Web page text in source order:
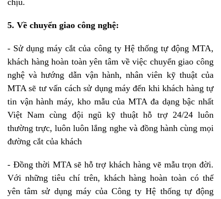
chịu.
5. Về chuyển giao công nghệ:
- Sử dụng máy cắt của công ty Hệ thống tự động MTA,
khách hàng hoàn toàn yên tâm về việc chuyển giao công
nghệ và hướng dẫn vận hành, nhân viên kỹ thuật của
MTA sẽ tư vấn cách sử dụng máy đến khi khách hàng tự
tin vận hành máy, kho mẫu của MTA đa dạng bậc nhất
Việt Nam cùng đội ngũ kỹ thuật hỗ trợ 24/24 luôn
thường trực, luôn luôn lắng nghe và đồng hành cùng mọi
đường cắt của khách
- Đồng thời MTA sẽ hỗ trợ khách hàng vẽ mẫu trọn đời.
Với những tiêu chí trên, khách hàng hoàn toàn có thể
yên tâm sử dụng máy của Công ty Hệ thống tự động